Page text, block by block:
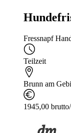
Fressnapf
Teilzeit
Brunn am
1945,00